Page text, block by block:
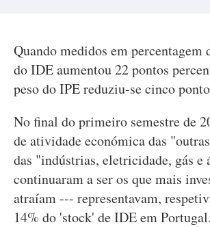
Quando medidos em percentagem
do IDE aumentou 22 pontos
peso do IPE reduziu-se cinco
No final do primeiro semestre de
de atividade económica das
das "indústrias, eletricidade, gás e
continuaram a ser os que mais
atraíam --- representavam,
14% do 'stock' de IDE em Portugal.